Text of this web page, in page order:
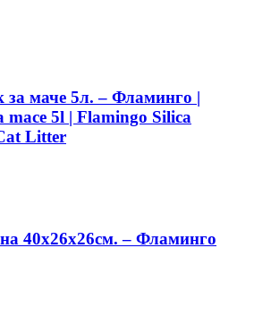
за маче 5л. – Фламинго |
mace 5l | Flamingo Silica
Litter
40х26х26см. – Фламинго